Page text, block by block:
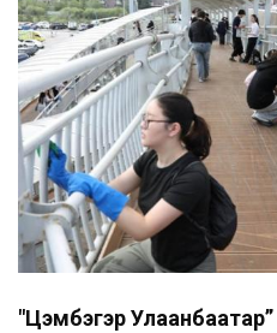
"Цэмбэгэр